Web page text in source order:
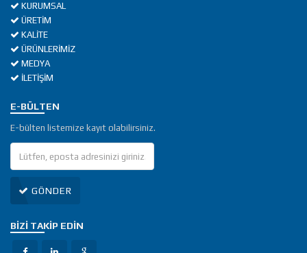
KURUMSAL
ÜRETİM
KALİTE
ÜRÜNLERİMİZ
MEDYA
İLETİŞİM
E-BÜLTEN
E-bülten listemize kayıt olabilirsiniz.
GÖNDER
BIZI TAKIP EDIN